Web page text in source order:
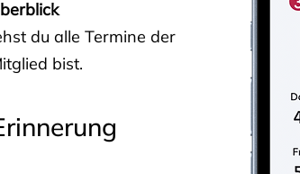
du alle Termine der
bist.